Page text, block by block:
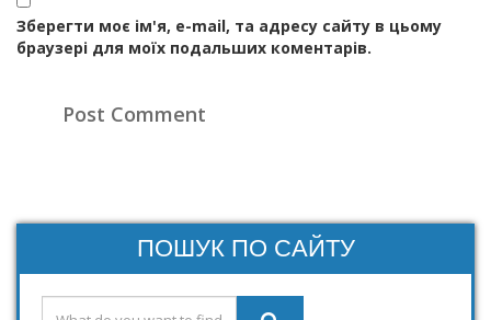
Зберегти моє ім'я, e-mail, та адресу сайту в цьому
браузері для моїх подальших коментарів.
ПОШУК ПО САЙТУ